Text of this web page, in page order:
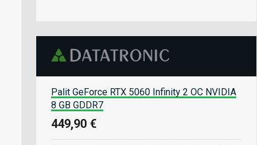
Palit GeForce RTX 5060 Infinity 2 OC NVIDIA
8 GB GDDR7
449,90 €